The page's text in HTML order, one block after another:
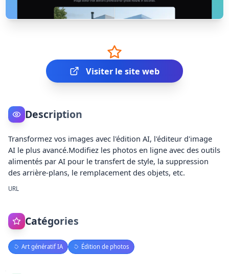
Visiter le site web
Description
Transformez vos images avec l'édition AI, l'éditeur d'image
AI le plus avancé.Modifiez les photos en ligne avec des outils
alimentés par AI pour le transfert de style, la suppression
des arrière-plans, le remplacement des objets, etc.
URL
Catégories
Art génératif IA Édition de photos